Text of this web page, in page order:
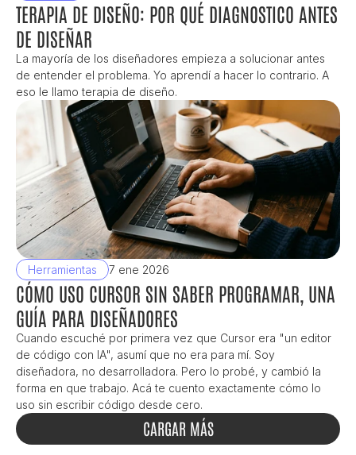
TERAPIA DE DISEÑO: POR QUÉ DIAGNOSTICO ANTES
DE DISEÑAR
La mayoría de los diseñadores empieza a solucionar antes
de entender el problema. Yo aprendí a hacer lo contrario. A
eso le llamo terapia de diseño.
Herramientas 7 ene 2026
CÓMO USO CURSOR SIN SABER PROGRAMAR, UNA
GUÍA PARA DISEÑADORES
Cuando escuché por primera vez que Cursor era "un editor
de código con IA", asumí que no era para mí. Soy
diseñadora, no desarrolladora. Pero lo probé, y cambió la
forma en que trabajo. Acá te cuento exactamente cómo lo
uso sin escribir código desde cero.
CARGAR MÁS